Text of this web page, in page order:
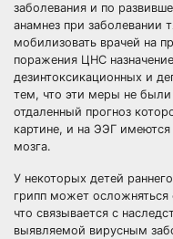
заболевания и по
анамнез при
мобилизовать врачей на
поражения ЦНС
дезинтоксикационных и
тем, что эти меры не были
отдаленный прогноз
картине, и на ЭЭГ
мозга.
У некоторых детей
грипп может
что связывается с
выявляемой вирусным